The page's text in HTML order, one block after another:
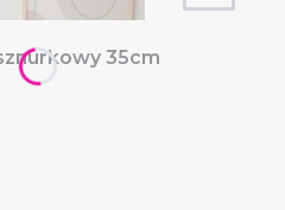
Lampa boho abażur sznurkowy 35cm